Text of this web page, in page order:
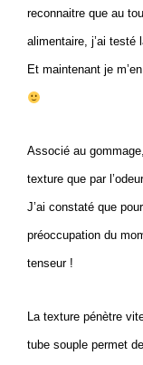
reconnaitre que au
alimentaire, j’ai testé
Et maintenant je
Associé au
texture que par
J’ai constaté que
préoccupation du
tenseur !
La texture pénètre
tube souple permet